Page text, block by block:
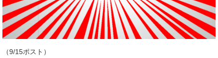
（9/15ポスト）